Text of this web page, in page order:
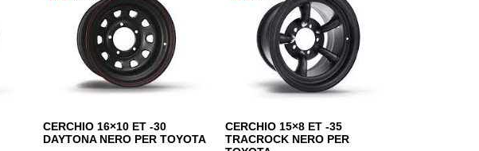
CERCHIO 16×10 ET -30
DAYTONA NERO PER TOYOTA
CERCHIO 15×8 ET -35
TRACROCK NERO PER